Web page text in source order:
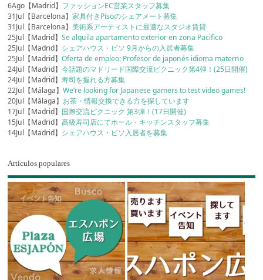
6Ago【Madrid】 ファッションEC営業スタッフ募集
31Jul【Barcelona】家具付きPisoのシェアメート募集
31Jul【Barcelona】美術系アーティストに最適なスタジオ賃貸
25Jul【Madrid】Se alquila apartamento exterior en zona Pacifico
25Jul【Madrid】 シェアハウス・ピソ 9月からの入居者募集
25Jul【Madrid】Oferta de empleo: Profesor de japonés idioma materno
24Jul【Madrid】今話題のマドリード国際交流ピクニック第4弾！(25日開催)
24Jul【Madrid】寿司を握れる方募集
22Jul【Málaga】We’re looking for Japanese gamers to test video games!
20Jul【Málaga】 お茶・情報交換できる方を探しています
17Jul【Madrid】 国際交流ピクニック 第3弾！(17日開催)
15Jul【Madrid】高級寿司店にてホール・キッチンスタッフ募集
14Jul【Madrid】 シェアハウス・ピソ入居者を募集
Artículos populares